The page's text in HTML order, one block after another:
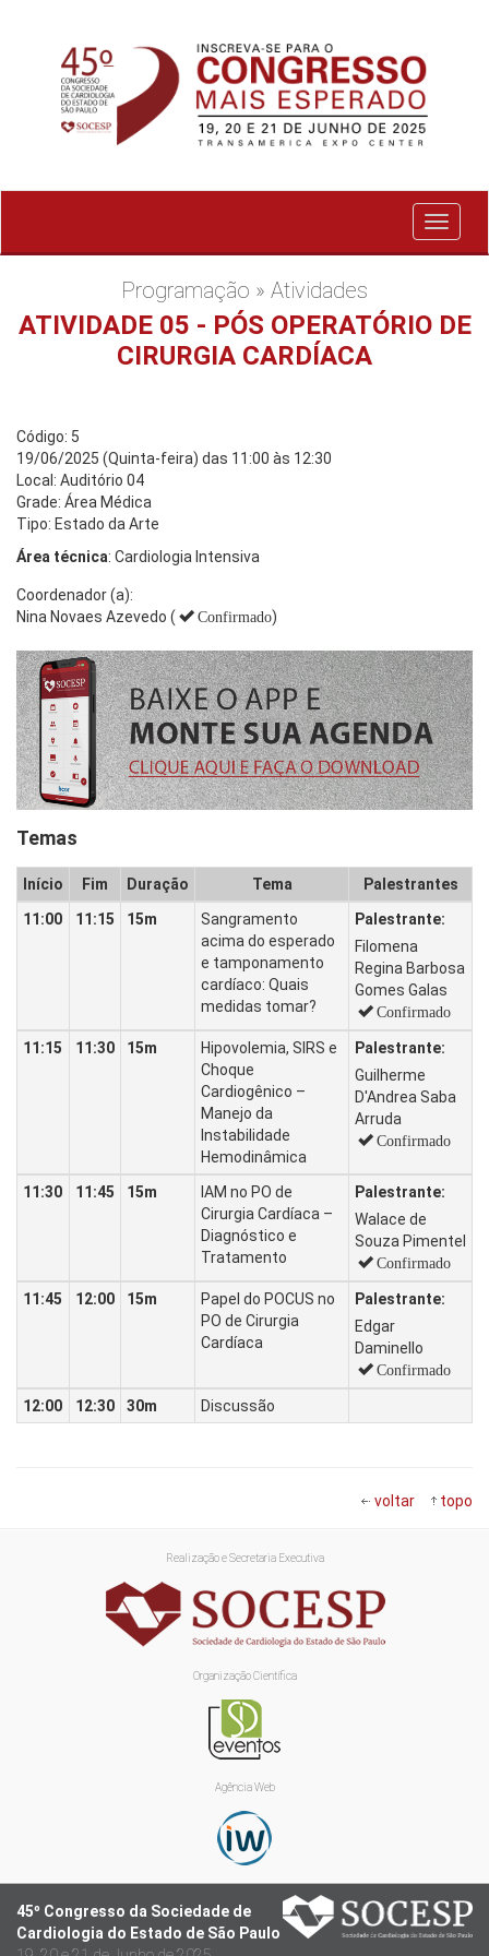
Exibir
menu
Programação » Atividades
ATIVIDADE 05 - PÓS OPERATÓRIO DE
CIRURGIA CARDÍACA
Código: 5
19/06/2025 (Quinta-feira) das 11:00 às 12:30
Local: Auditório 04
Grade: Área Médica
Tipo: Estado da Arte
Área técnica: Cardiologia Intensiva
Coordenador (a):
Nina Novaes Azevedo (
Confirmado)
Temas
Início Fim Duração Tema
Palestrantes
11:00
11:15 15m
Sangramento
acima do esperado
e tamponamento
cardíaco: Quais
medidas tomar?
Palestrante:
Filomena
Regina Barbosa
Gomes Galas
Confirmado
11:15 11:30 15m
Hipovolemia, SIRS e
Choque
Cardiogênico –
Manejo da
Instabilidade
Hemodinâmica
Palestrante:
Guilherme
D'Andrea Saba
Arruda
Confirmado
11:30 11:45 15m
IAM no PO de
Cirurgia Cardíaca –
Diagnóstico e
Tratamento
Palestrante:
Walace de
Souza Pimentel
Confirmado
11:45 12:00 15m
Papel do POCUS no
PO de Cirurgia
Cardíaca
Palestrante:
Edgar
Daminello
Confirmado
12:00 12:30 30m Discussão
voltar topo
Realização e Secretaria Executiva
Organização Científica
Agência Web
45º Congresso da Sociedade de
Cardiologia do Estado de São Paulo